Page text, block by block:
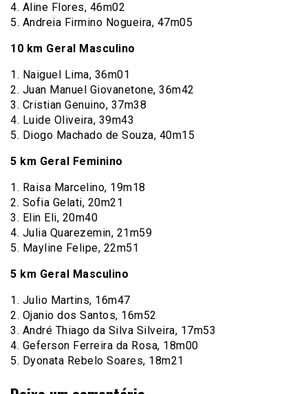
4. Aline Flores, 46m02
5. Andreia Firmino Nogueira, 47m05
10 km Geral Masculino
1. Naiguel Lima, 36m01
2. Juan Manuel Giovanetone, 36m42
3. Cristian Genuino, 37m38
4. Luide Oliveira, 39m43
5. Diogo Machado de Souza, 40m15
5 km Geral Feminino
1. Raisa Marcelino, 19m18
2. Sofia Gelati, 20m21
3. Elin Eli, 20m40
4. Julia Quarezemin, 21m59
5. Mayline Felipe, 22m51
5 km Geral Masculino
1. Julio Martins, 16m47
2. Ojanio dos Santos, 16m52
3. André Thiago da Silva Silveira, 17m53
4. Geferson Ferreira da Rosa, 18m00
5. Dyonata Rebelo Soares, 18m21